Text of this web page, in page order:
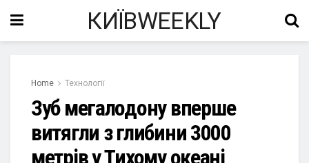
КИЇВWEEKLY
Home Технології
Зуб мегалодону вперше
витягли з глибини 3000
метрів у Тихому океані